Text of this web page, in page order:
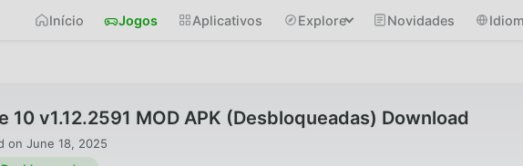
Início Jogos Aplicativos Explore Novidades
10 v1.12.2591 MOD APK (Desbloqueadas) Download
on June 18, 2025